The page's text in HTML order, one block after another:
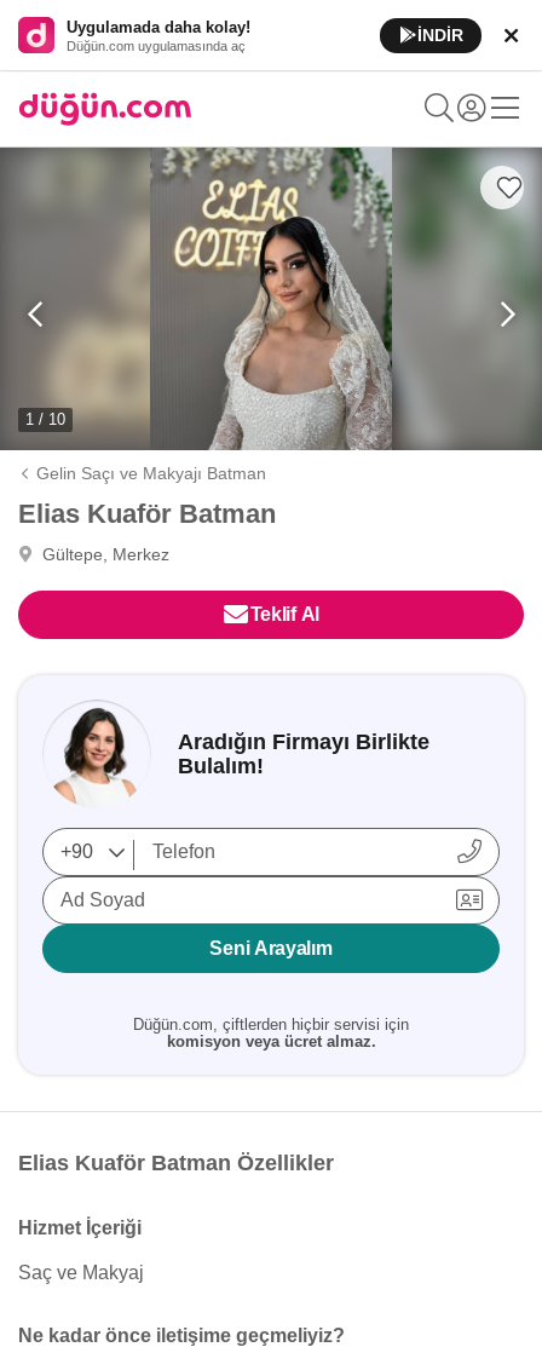
Uygulamada daha kolay!
Düğün.com uygulamasında aç
İNDİR
1 / 10
Gelin Saçı ve Makyajı Batman
Elias Kuaför Batman
Gültepe, Merkez
Teklif Al
Aradığın Firmayı Birlikte
Bulalım!
Ad Soyad
Seni Arayalım
Düğün.com, çiftlerden hiçbir servisi için
komisyon veya ücret almaz.
Elias Kuaför Batman Özellikler
Hizmet İçeriği
Saç ve Makyaj
Ne kadar önce iletişime geçmeliyiz?